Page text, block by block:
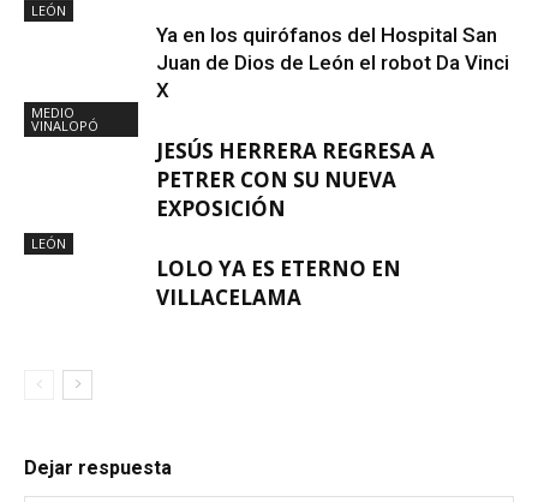
LEÓN
Ya en los quirófanos del Hospital San
Juan de Dios de León el robot Da Vinci
X
MEDIO
VINALOPÓ
JESÚS HERRERA REGRESA A
PETRER CON SU NUEVA
EXPOSICIÓN
LEÓN
LOLO YA ES ETERNO EN
VILLACELAMA
Dejar respuesta